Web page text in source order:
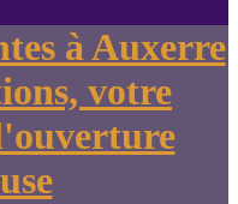
à Auxerre
votre